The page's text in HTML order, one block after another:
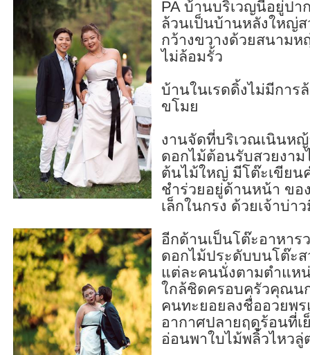
PA บ้านบริเวญนี้อยู่ปา
ล้วนเป็นบ้านหลังใหญ่
กว้างขวางด้วยสนาม
ไม่ล้อมรั้ว
บ้านในเรดดิ้งไม่มีการ
ขโมย
งานจัดที่บริเวณเนินห
ดอกไม้ต้อนรับสวยงาม
ต้นไม้ใหญ่ มีโต๊ะเขียน
ชำร่วยอยู่ด้านหน้า ขอ
เล็กในกรง ด้วยเจ้าบ่า
อีกด้านเป็นโต๊ะอาหาร
ดอกไม้ประดับบนโต๊ะ
แต่ละคนนั่งตามตำแห
ใกล้ชิดครอบครัวคุณน
คนทะยอยลงชื่ออวยพ
อากาศปลายฤดูร้อนที่เ
อ่อนพาใบไม้พลิ้ว